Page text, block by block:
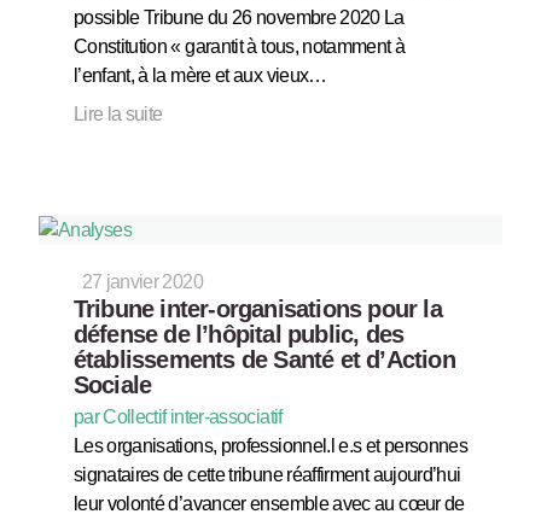
possible Tribune du 26 novembre 2020 La
Constitution « garantit à tous, notamment à
l’enfant, à la mère et aux vieux…
Lire la suite
27 janvier 2020
Tribune inter-organisations pour la
défense de l’hôpital public, des
établissements de Santé et d’Action
Sociale
par Collectif inter-associatif
Les organisations, professionnel.l e.s et personnes
signataires de cette tribune réaffirment aujourd’hui
leur volonté d’avancer ensemble avec au cœur de